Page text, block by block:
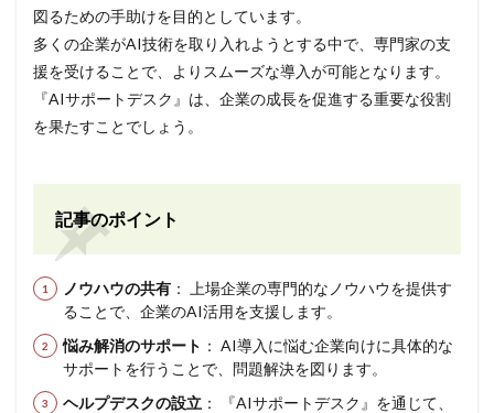
図るための手助けを目的としています。
多くの企業がAI技術を取り入れようとする中で、専門家の支
援を受けることで、よりスムーズな導入が可能となります。
『AIサポートデスク』は、企業の成長を促進する重要な役割
を果たすことでしょう。
記事のポイント
ノウハウの共有 ： 上場企業の専門的なノウハウを提供す
ることで、企業のAI活用を支援します。
悩み解消のサポート ： AI導入に悩む企業向けに具体的な
サポートを行うことで、問題解決を図ります。
ヘルプデスクの設立 ： 『AIサポートデスク』を通じて、